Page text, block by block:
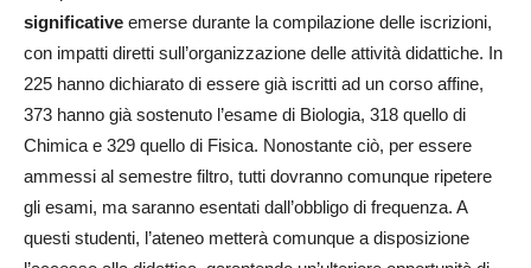
significative emerse durante la compilazione delle iscrizioni,
con impatti diretti sull’organizzazione delle attività didattiche. In
225 hanno dichiarato di essere già iscritti ad un corso affine,
373 hanno già sostenuto l’esame di Biologia, 318 quello di
Chimica e 329 quello di Fisica. Nonostante ciò, per essere
ammessi al semestre filtro, tutti dovranno comunque ripetere
gli esami, ma saranno esentati dall’obbligo di frequenza. A
questi studenti, l’ateneo metterà comunque a disposizione